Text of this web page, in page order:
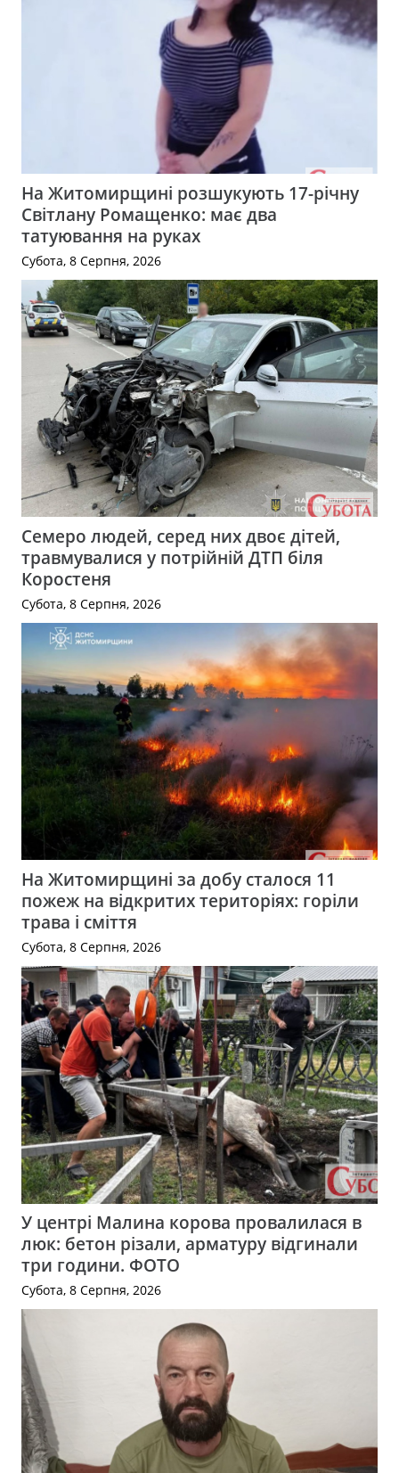
На Житомирщині розшукують 17-річну
Світлану Ромащенко: має два
татуювання на руках
Субота, 8 Серпня, 2026
Семеро людей, серед них двоє дітей,
травмувалися у потрійній ДТП біля
Коростеня
Субота, 8 Серпня, 2026
На Житомирщині за добу сталося 11
пожеж на відкритих територіях: горіли
трава і сміття
Субота, 8 Серпня, 2026
У центрі Малина корова провалилася в
люк: бетон різали, арматуру відгинали
три години. ФОТО
Субота, 8 Серпня, 2026